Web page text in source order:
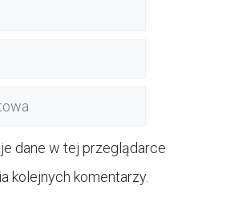
dane w tej przeglądarce
kolejnych komentarzy.